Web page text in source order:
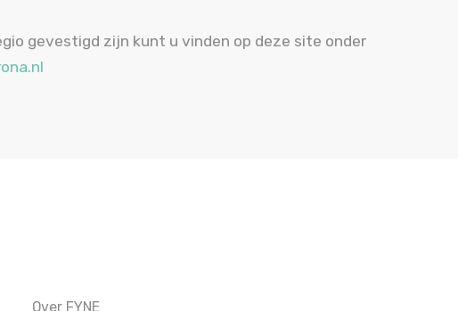
gevestigd zijn kunt u vinden op deze site onder
Over FYNE